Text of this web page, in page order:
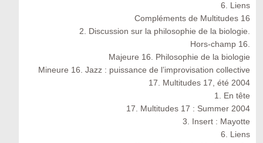
6. Liens
Compléments de Multitudes 16
2. Discussion sur la philosophie de la biologie.
Hors-champ 16.
Majeure 16. Philosophie de la biologie
Mineure 16. Jazz : puissance de l’improvisation collective
17. Multitudes 17, été 2004
1. En tête
17. Multitudes 17 : Summer 2004
3. Insert : Mayotte
6. Liens